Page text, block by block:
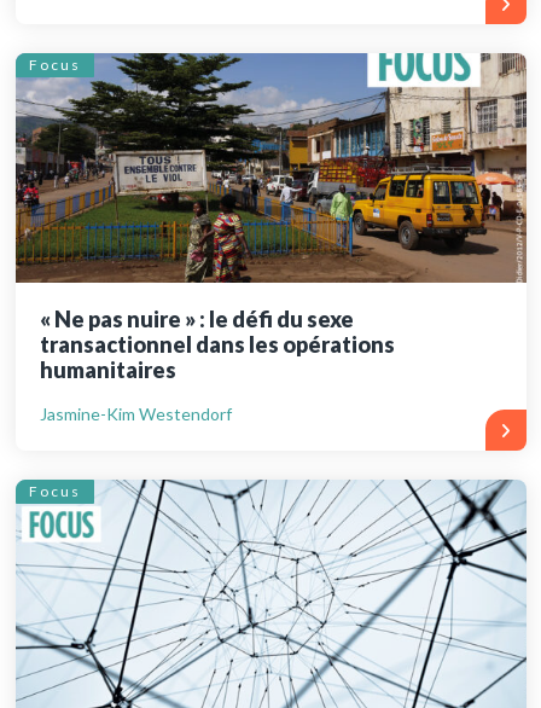
Focus
« Ne pas nuire » : le défi du sexe
transactionnel dans les opérations
humanitaires
Jasmine-Kim Westendorf
Focus